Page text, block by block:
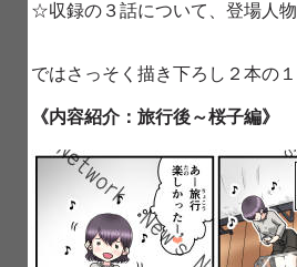
☆収録の３話について、登場人
ではさっそく描き下ろし２本の
《内容紹介：旅行後～桜子編》